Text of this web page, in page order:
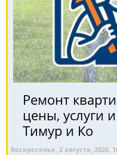
Ремонт
цены, услуги
Тимур и Ко
Воскресенье, 2 августа, 2026,